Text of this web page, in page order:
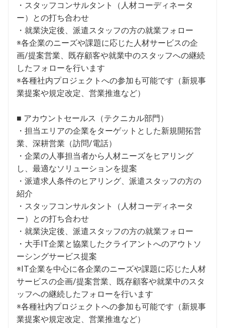
・スタッフコンサルタント（人材コーディネータ
ー）との打ち合わせ
・就業決定後、派遣スタッフの方の就業フォロー
※各企業のニーズや課題に応じた人材サービスの企
画/提案営業、既存顧客や就業中のスタッフへの継続
したフォローを行います
※各種社内プロジェクトへの参加も可能です（新規事
業提案や規定改定、営業推進など）
■ アカウントセールス（テクニカル部門）
・担当エリアの企業をターゲットとした新規開拓営
業、深耕営業（訪問/電話）
・企業の人事担当者から人材ニーズをヒアリング
し、最適なソリューションを提案
・派遣求人条件のヒアリング、派遣スタッフの方の
紹介
・スタッフコンサルタント（人材コーディネータ
ー）との打ち合わせ
・就業決定後、派遣スタッフの方の就業フォロー
・大手IT企業と協業したクライアントへのアウトソ
ーシングサービス提案
※IT企業を中心に各企業のニーズや課題に応じた人材
サービスの企画/提案営業、既存顧客や就業中のスタ
ッフへの継続したフォローを行います
※各種社内プロジェクトへの参加も可能です（新規事
業提案や規定改定、営業推進など）